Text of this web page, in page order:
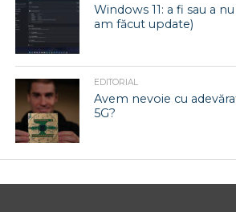
Windows 11: a fi sau a
am făcut update)
EDITORIAL
Avem nevoie cu
5G?